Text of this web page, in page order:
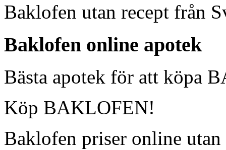
Baklofen utan recept från
Baklofen online apotek
Bästa apotek för att köpa
Köp BAKLOFEN!
Baklofen priser online